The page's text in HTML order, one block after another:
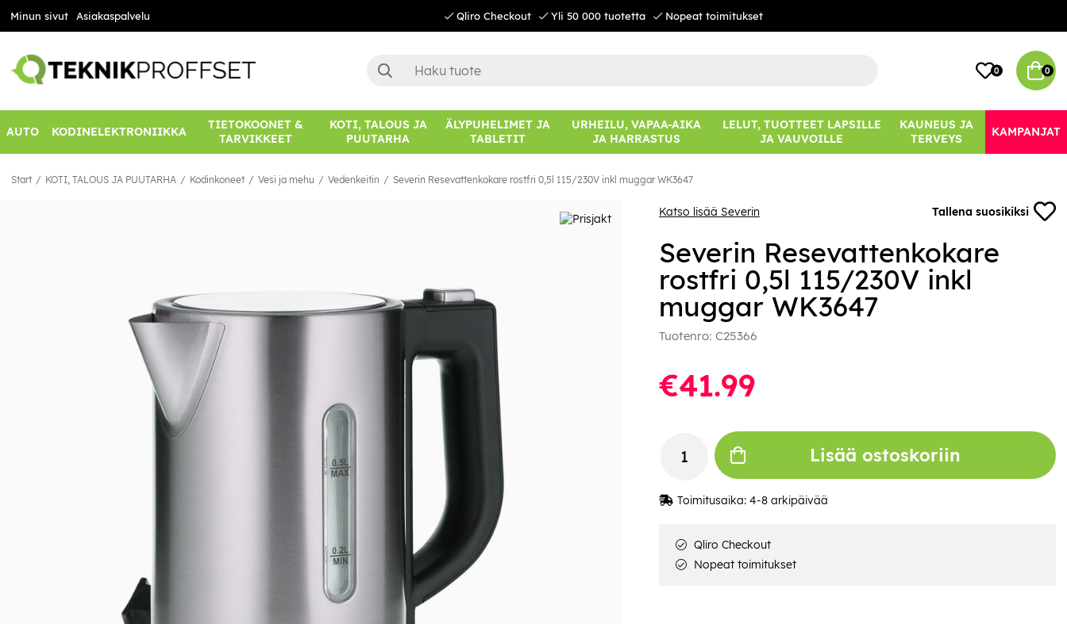
Minun sivut Asiakaspalvelu Qliro Checkout Yli 50 000 tuotetta Nopeat toimitukset
0 0
AUTO KODINELEKTRONIIKKA
TIETOKOONET &
TARVIKKEET
KOTI, TALOUS JA
PUUTARHA
ÄLYPUHELIMET JA
TABLETIT
URHEILU, VAPAA-AIKA
JA HARRASTUS
LELUT, TUOTTEET LAPSILLE
JA VAUVOILLE
KAUNEUS JA
TERVEYS
KAMPANJAT
Start KOTI, TALOUS JA PUUTARHA Kodinkoneet Vesi ja mehu Vedenkeitin Severin Resevattenkokare rostfri 0,5l 115/230V inkl muggar WK3647
Katso lisää Severin Tallena suosikiksi
Severin Resevattenkokare
rostfri 0,5l 115/230V inkl
muggar WK3647
Tuotenro: C25366
€41.99
Lisää ostoskoriin
Toimitusaika: 4-8 arkipäivää
Qliro Checkout
Nopeat toimitukset